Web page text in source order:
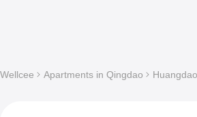
Wellcee Apartments in Qingdao Huangdao